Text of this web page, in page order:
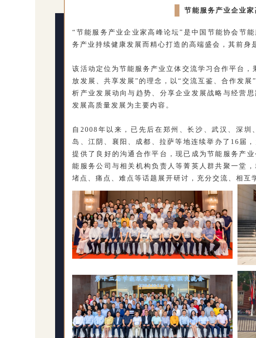
节能服务产业企业家
“节能服务产业企业家高峰论坛”是中国节能协会节
务产业持续健康发展而精心打造的高端盛会，其前身
该活动定位为节能服务产业立体交流学习合作平台
放发展、共享发展”的理念，以“交流互鉴、合作发
析产业发展动向与趋势、分享企业发展战略与经营
发展高质量发展为主要内容。
自2008年以来，已先后在郑州、长沙、武汉、深
岛、江阴、襄阳、成都、拉萨等地连续举办了16届
提供了良好的沟通合作平台，现已成为节能服务产
能服务公司与相关机构负责人等菁英人群共聚一堂
堵点、痛点、难点等话题展开研讨，充分交流、相互